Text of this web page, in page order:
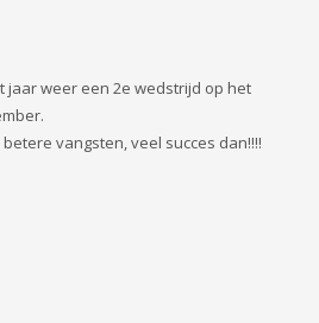
jaar weer een 2e wedstrijd op het
vangsten, veel succes dan!!!!